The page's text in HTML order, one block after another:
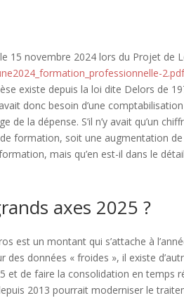
15 novembre 2024 lors du Projet de
2.pdf
existe depuis la loi dite Delors de
donc besoin d’une
de la dépense. S’il n’y avait qu’un
formation, soit une augmentation de
mais qu’en est-il dans le
axes 2025 ?
est un montant qui s’attache à
des données « froides », il existe
et de faire la consolidation en temps
2013 pourrait moderniser le